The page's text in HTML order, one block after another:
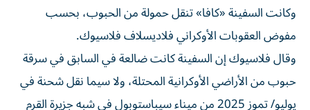
وكانت السفينة «كافا» تنقل حمولة من الحبوب، بحسب
مفوض العقوبات الأوكراني فلاديسلاف فلاسيوك.
وقال فلاسيوك إن السفينة كانت ضالعة في السابق في سرقة
حبوب من الأراضي الأوكرانية المحتلة، ولا سيما نقل شحنة في
يوليو/ تموز 2025 من ميناء سيباستوبول في شبه جزيرة القرم